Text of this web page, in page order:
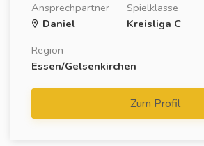
Ansprechpartner
Daniel
Spielklasse
Kreisliga C
Region
Essen/Gelsenkirchen
Zum Profil